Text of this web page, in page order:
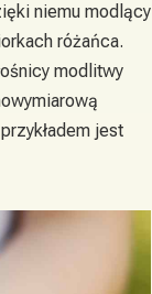
niemu modlący
różańca.
modlitwy
jest